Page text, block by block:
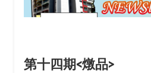
第十四期<燉品>